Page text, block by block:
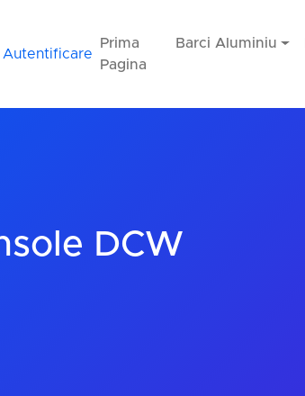
Autentificare
Prima
Pagina
Barci Aluminiu
DCW